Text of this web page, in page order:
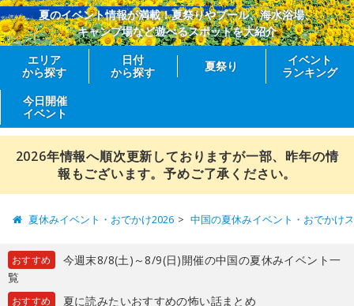
夏のイベント情報が満載！夏祭りやプール、海水浴場、
キャンプ場など遊べるスポットを大紹介
エリア
から探す
日付
から探す
夏祭り
イベント
ランキング
今日開催
イベント
2026年情報へ順次更新しておりますが一部、昨年の情
報もございます。予めご了承ください。
夏休みイベント・おでかけ2026 中国の夏休みイベント・おでかけ
おすすめ
今週末8/8(土)～8/9(日)開催の中国の夏休みイベント一
覧
おすすめ 夏に読みたいおすすめの怖い話まとめ